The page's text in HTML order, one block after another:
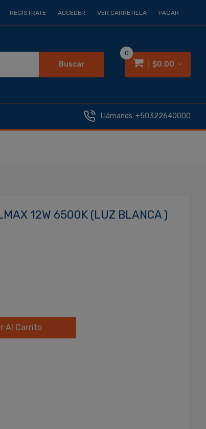
REGÍSTRATE ACCEDER VER CARRETILLA PAGAR
Buscar $0.00
0
Llámanos: +50322640000
12W 6500K (LUZ BLANCA )
Al Carrito